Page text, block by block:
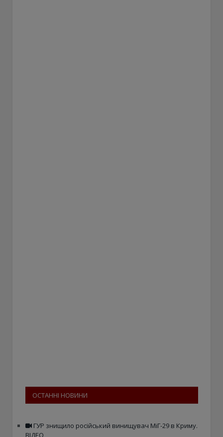
ОСТАННІ НОВИНИ
ГУР знищило російський винищувач МіГ-29 в Криму.
ВІДЕО